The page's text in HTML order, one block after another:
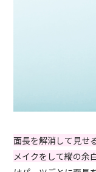
面長を解消して見せ
メイクをして縦の余